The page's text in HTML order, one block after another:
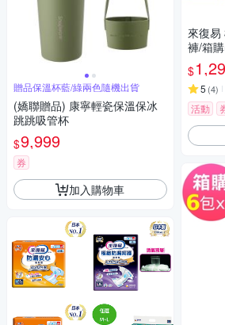
贈品保溫杯藍/綠兩色隨機出貨
(嬌聯贈品) 康寧輕瓷保溫保冰
跳跳吸管杯
$9,999
券
加入購物車
來復易
褲/箱
$
5 (4)
活動